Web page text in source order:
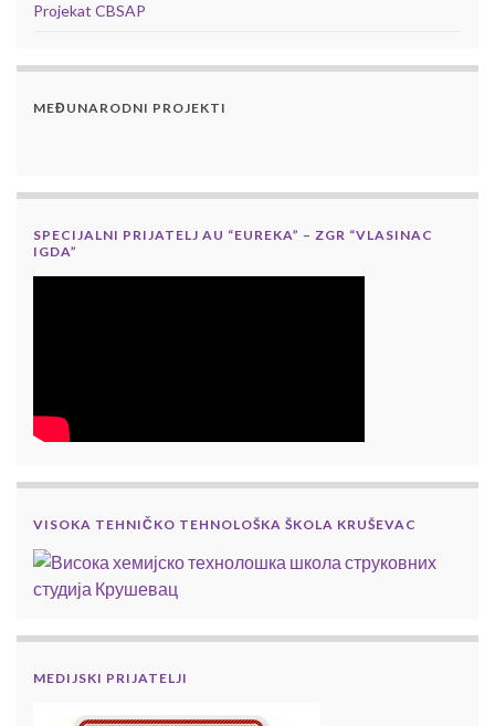
Projekat CBSAP
MEĐUNARODNI PROJEKTI
SPECIJALNI PRIJATELJ AU “EUREKA” – ZGR “VLASINAC
IGDA”
VISOKA TEHNIČKO TEHNOLOŠKA ŠKOLA KRUŠEVAC
MEDIJSKI PRIJATELJI